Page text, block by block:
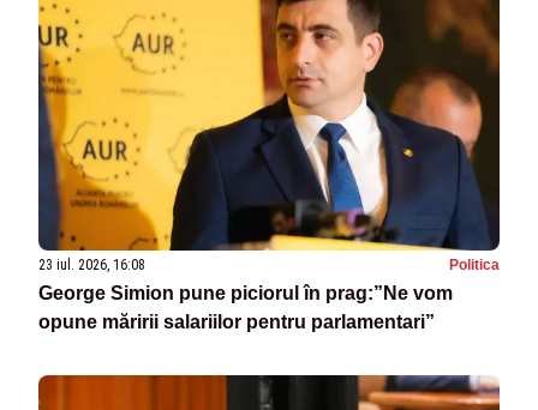
23 iul. 2026, 16:08 Politica
George Simion pune piciorul în prag:”Ne vom
opune măririi salariilor pentru parlamentari”